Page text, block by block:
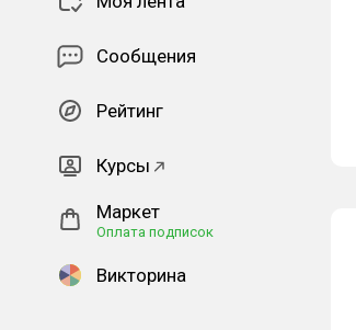
Сообщения
Рейтинг
Курсы
Маркет
Оплата подписок
Викторина